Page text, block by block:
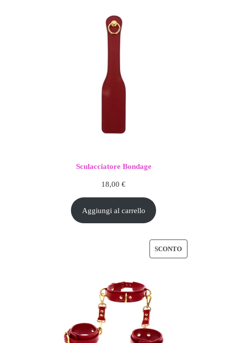
Sculacciatore Bondage
18,00 €
Aggiungi al carrello
SCONTOPRODOTTO